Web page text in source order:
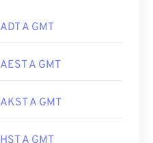
ADT A GMT
AEST A GMT
AKST A GMT
HST A GMT